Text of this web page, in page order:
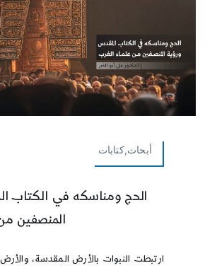
أبحاث,كتابات
الحج ومناسكه في الكتاب
المنصفين
ارتبطت النبوات بالأرض المقدسة،